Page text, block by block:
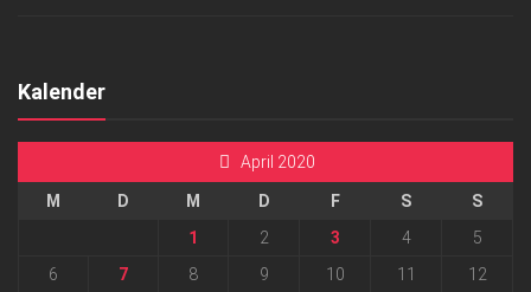
Kalender
April 2020
M D M D F S
S
1
2 3 4
5
6
7 8 9 10 11 12